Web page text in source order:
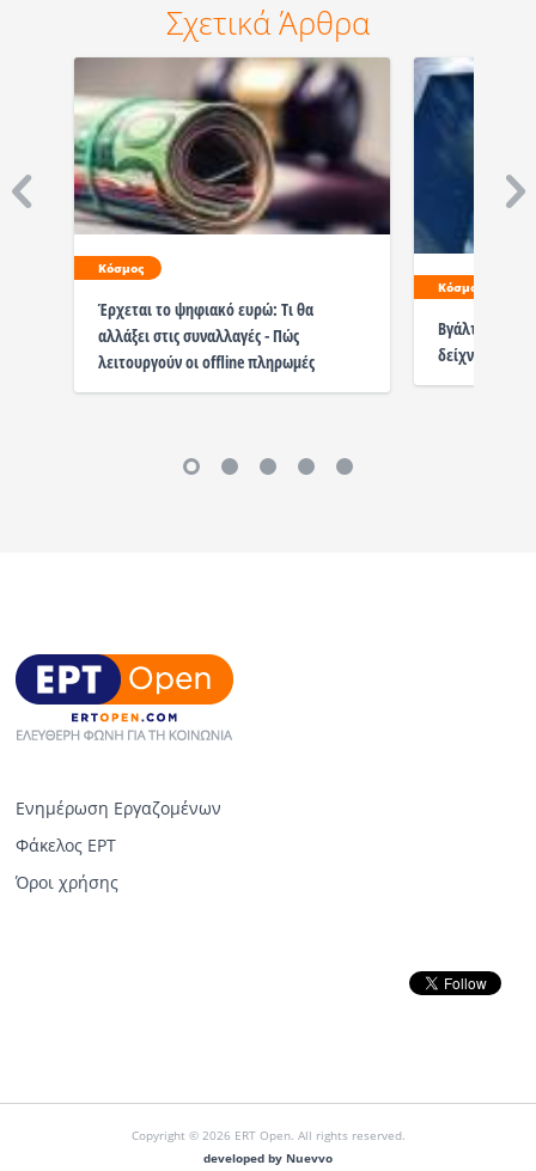
Σχετικά Άρθρα
Κόσμος
Έρχεται το ψηφιακό ευρώ: Τι θα
αλλάξει στις συναλλαγές - Πώς
λειτουργούν οι offline πληρωμές
Κόσμος
Βγάλτε
δείχνει το
Ενημέρωση Εργαζομένων
Φάκελος ΕΡΤ
Όροι χρήσης
Copyright © 2026 ERT Open. All rights reserved.
developed by Nuevvo